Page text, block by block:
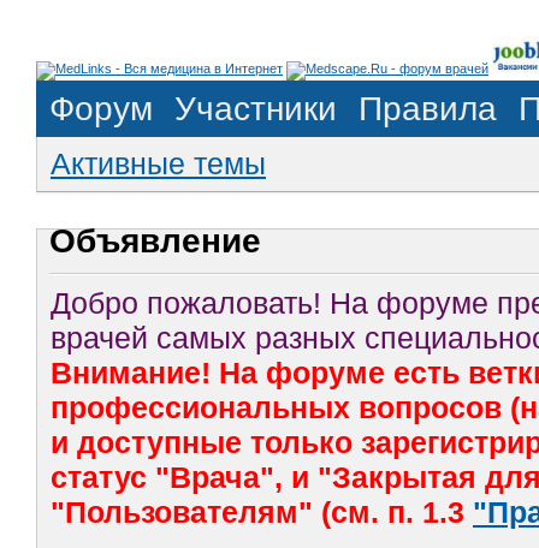
Форум Участники Правила
Активные темы
Объявление
Добро пожаловать! На форуме
врачей самых разных
Внимание! На форуме есть
профессиональных вопросов
и доступные только
статус "Врача", и "Закрытая
"Пользователям" (см. п. 1.3